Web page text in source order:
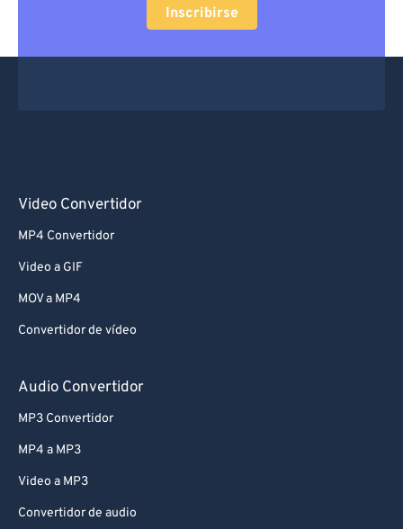
Inscribirse
Video Convertidor
MP4 Convertidor
Video a GIF
MOV a MP4
Convertidor de vídeo
Audio Convertidor
MP3 Convertidor
MP4 a MP3
Video a MP3
Convertidor de audio